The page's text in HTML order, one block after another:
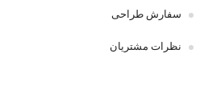
سفارش طراحی
نظرات مشتریان